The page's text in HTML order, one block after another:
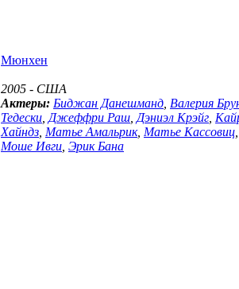
Мюнхен
2005 - США
Актеры: Биджан Данешманд Валерия
Тедески Джеффри Раш Дэниэл Крэйг
Хайндз Матье Амальрик, Матье Кассовиц
Моше Ивги Эрик Бана